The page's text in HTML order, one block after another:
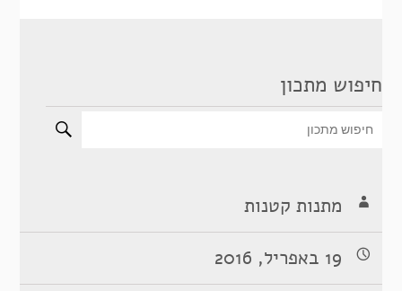
חיפוש מתכון
מתנות קטנות
19 באפריל, 2016